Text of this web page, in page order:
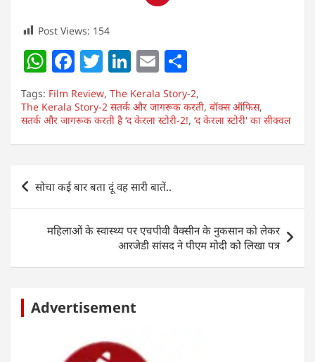
Post Views: 154
W
h
at
s
A
p
F
a
c
e
b
o
k
T
w
itt
er
Li
n
k
e
dI
n
E
m
ai
l
h
ar
e
Tags: Film Review, The Kerala Story-2,
The Kerala Story-2 सतर्क और जागरूक करती, बॉक्स ऑफिस,
सतर्क और जागरूक करती है ‘द केरला स्टोरी-2!, ‘द केरला स्टोरी' का सीक्वल
Post
navigation
सोचा कई बार बता दूं वह सारी बातें..
महिलाओं के स्वास्थ्य पर एचपीवी वैक्सीन के नुकसान को लेकर
आरजेडी सांसद ने पीएम मोदी को लिखा पत्र
Advertisement